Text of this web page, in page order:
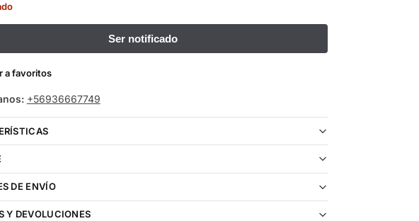
a favoritos
+56936667749
DE ENVÍO
Y DEVOLUCIONES